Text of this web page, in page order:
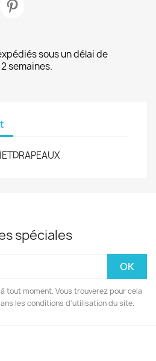
sous un délai de
semaines.
spéciales
tout moment. Vous trouverez pour cela
les conditions d'utilisation du site.